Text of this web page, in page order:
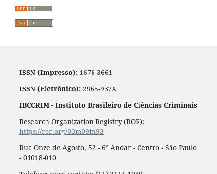
ISSN (Impresso):1676-3661
ISSN (Eletrônico):2965-937X
IBCCRIM - Instituto Brasileiro de Ciências Criminais
Research Organization Registry (ROR):
https://ror.org/03m09fn93
Rua Onze de Agosto, 52 - 6° Andar - Centro - São Paulo
- 01018-010